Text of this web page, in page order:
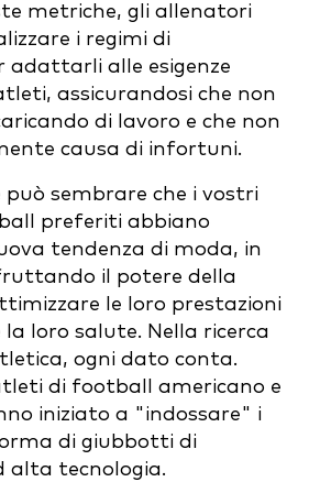
metriche, gli allenatori
i regimi di
adattarli alle esigenze
assicurandosi che non
di lavoro e che non
causa di infortuni.
può sembrare che i vostri
preferiti abbiano
tendenza di moda, in
il potere della
le loro prestazioni
loro salute. Nella ricerca
ogni dato conta.
di football americano e
iniziato a "indossare" i
di giubbotti di
alta tecnologia.